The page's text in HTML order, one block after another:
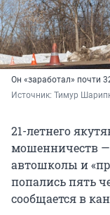
Он «заработал» почти
Источник: Тимур
21-летнего
мошенничеств —
автошколы и
попались пять
сообщается в